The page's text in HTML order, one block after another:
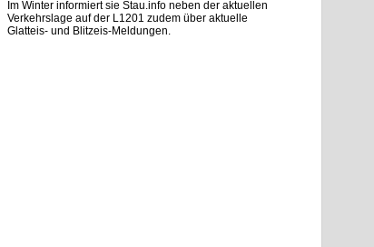
Im Winter informiert sie Stau.info neben der aktuellen
Verkehrslage auf der L1201 zudem über aktuelle
Glatteis- und Blitzeis-Meldungen.